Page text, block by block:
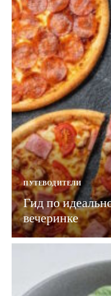
ПУТЕВОДИТЕЛИ
Гид по
вечеринке